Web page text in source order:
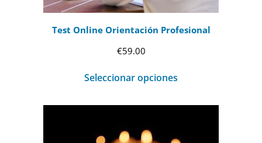
Test Online Orientación Profesional
€59.00
Seleccionar opciones